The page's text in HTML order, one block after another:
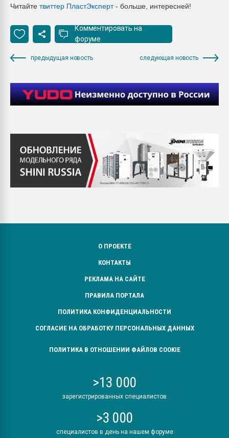
Читайте твиттер ПластЭксперт- больше, интересней!
Комментировать на
форуме
предыдущая новость следующая новость
О ПРОЕКТЕ
КОНТАКТЫ
РЕКЛАМА НА САЙТЕ
ПРАВИЛА ПОРТАЛА
ПОЛИТИКА КОНФИДЕНЦИАЛЬНОСТИ
СОГЛАСИЕ НА ОБРАБОТКУ ПЕРСОНАЛЬНЫХ ДАННЫХ
ПОЛИТИКА В ОТНОШЕНИИ ФАЙЛОВ COOKIE
>13 000
зарегистрированных специалистов
>3 000
специалистов в день на нашем форуме